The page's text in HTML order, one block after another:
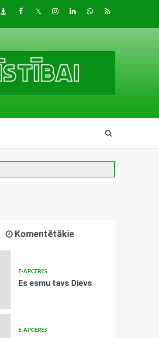
DraugiemFacebook
TwitterInstagram
LinkedInwhatsapp
RSS
Komentētākie
E-APCERES
Es esmu tavs Dievs
E-APCERES